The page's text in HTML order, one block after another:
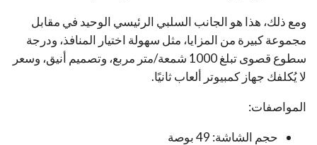
ومع ذلك، هذا هو الجانب السلبي الرئيسي الوحيد في مقابل
مجموعة كبيرة من المزايا، مثل سهولة اختيار المنافذ، ودرجة
سطوع قصوى تبلغ 1000 شمعة/متر مربع، وتصميم أنيق، وسعر
لا يُكلفك جهاز كمبيوتر ألعاب ثانيًا.
المواصفات:
حجم الشاشة: 49 بوصة